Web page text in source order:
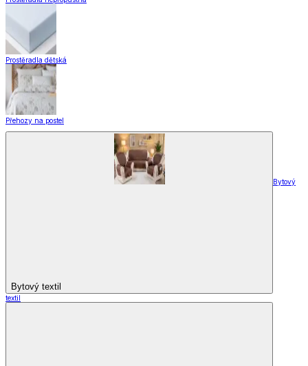
Prostěradla dětská
Přehozy na postel
Bytový textil
Bytový
textil